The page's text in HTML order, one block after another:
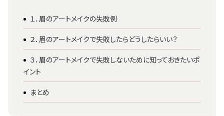
１．眉のアートメイクの失敗例
２．眉のアートメイクで失敗したらどうしたらいい？
３．眉のアートメイクで失敗しないために知っておきたいポ
イント
まとめ